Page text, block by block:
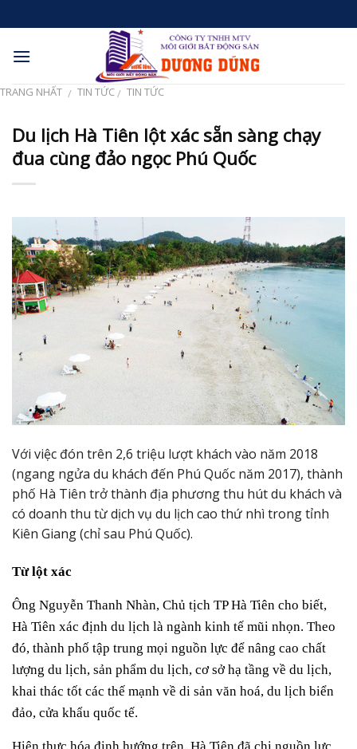
to
content
TRANG NHẤT / TIN TỨC / TIN TỨC
Du lịch Hà Tiên lột xác sẵn sàng chạy
đua cùng đảo ngọc Phú Quốc
Với việc đón trên 2,6 triệu lượt khách vào năm 2018
(ngang ngửa du khách đến Phú Quốc năm 2017), thành
phố Hà Tiên trở thành địa phương thu hút du khách và
có doanh thu từ dịch vụ du lịch cao thứ nhì trong tỉnh
Kiên Giang (chỉ sau Phú Quốc).
Từ lột xác
Ông Nguyễn Thanh Nhàn, Chủ tịch TP Hà Tiên cho biết,
Hà Tiên xác định du lịch là ngành kinh tế mũi nhọn. Theo
đó, thành phố tập trung mọi nguồn lực để nâng cao chất
lượng du lịch, sản phẩm du lịch, cơ sở hạ tầng về du lịch,
khai thác tốt các thế mạnh về di sản văn hoá, du lịch biển
đảo, cửa khẩu quốc tế.